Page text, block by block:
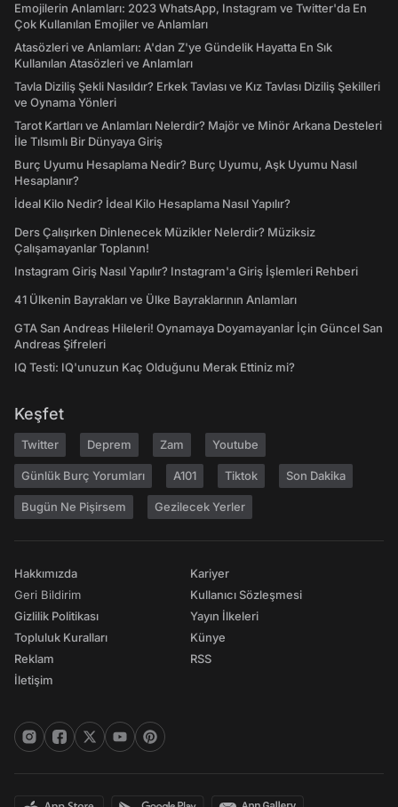
Emojilerin Anlamları: 2023 WhatsApp, Instagram ve Twitter'da En
Çok Kullanılan Emojiler ve Anlamları
Atasözleri ve Anlamları: A'dan Z'ye Gündelik Hayatta En Sık
Kullanılan Atasözleri ve Anlamları
Tavla Diziliş Şekli Nasıldır? Erkek Tavlası ve Kız Tavlası Diziliş Şekilleri
ve Oynama Yönleri
Tarot Kartları ve Anlamları Nelerdir? Majör ve Minör Arkana Desteleri
İle Tılsımlı Bir Dünyaya Giriş
Burç Uyumu Hesaplama Nedir? Burç Uyumu, Aşk Uyumu Nasıl
Hesaplanır?
İdeal Kilo Nedir? İdeal Kilo Hesaplama Nasıl Yapılır?
Ders Çalışırken Dinlenecek Müzikler Nelerdir? Müziksiz
Çalışamayanlar Toplanın!
Instagram Giriş Nasıl Yapılır? Instagram'a Giriş İşlemleri Rehberi
41 Ülkenin Bayrakları ve Ülke Bayraklarının Anlamları
GTA San Andreas Hileleri! Oynamaya Doyamayanlar İçin Güncel San
Andreas Şifreleri
IQ Testi: IQ'unuzun Kaç Olduğunu Merak Ettiniz mi?
Keşfet
Twitter Deprem Zam Youtube
Günlük Burç Yorumları A101 Tiktok Son Dakika
Bugün Ne Pişirsem Gezilecek Yerler
Hakkımızda
Geri Bildirim
Gizlilik Politikası
Topluluk Kuralları
Reklam
İletişim
Kariyer
Kullanıcı Sözleşmesi
Yayın İlkeleri
Künye
RSS